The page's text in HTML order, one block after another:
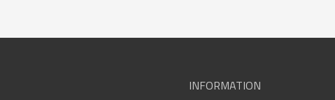
INFORMATION